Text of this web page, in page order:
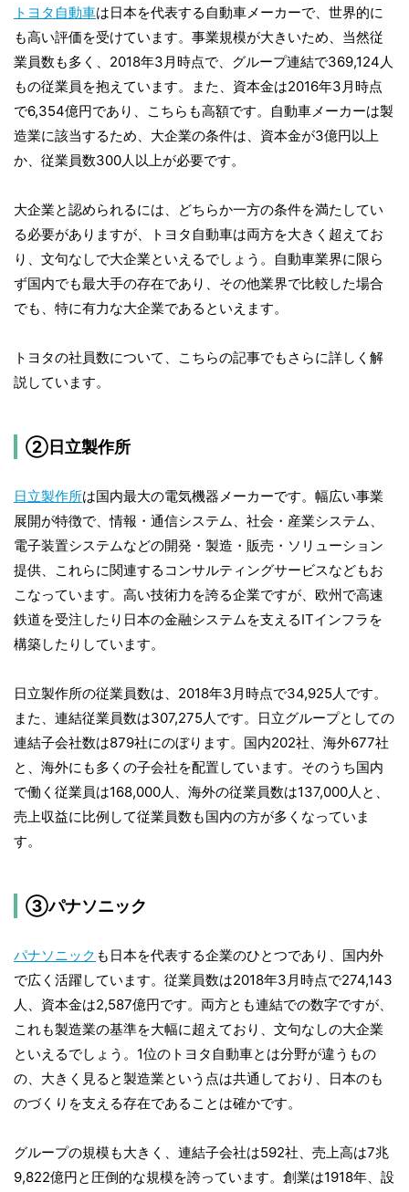
トヨタ自動車は日本を代表する自動車メーカーで、世界的に
も高い評価を受けています。事業規模が大きいため、当然従
業員数も多く、2018年3月時点で、グループ連結で369,124人
もの従業員を抱えています。また、資本金は2016年3月時点
で6,354億円であり、こちらも高額です。自動車メーカーは製
造業に該当するため、大企業の条件は、資本金が3億円以上
か、従業員数300人以上が必要です。
大企業と認められるには、どちらか一方の条件を満たしてい
る必要がありますが、トヨタ自動車は両方を大きく超えてお
り、文句なしで大企業といえるでしょう。自動車業界に限ら
ず国内でも最大手の存在であり、その他業界で比較した場合
でも、特に有力な大企業であるといえます。
トヨタの社員数について、こちらの記事でもさらに詳しく解
説しています。
②日立製作所
日立製作所は国内最大の電気機器メーカーです。幅広い事業
展開が特徴で、情報・通信システム、社会・産業システム、
電子装置システムなどの開発・製造・販売・ソリューション
提供、これらに関連するコンサルティングサービスなどもお
こなっています。高い技術力を誇る企業ですが、欧州で高速
鉄道を受注したり日本の金融システムを支えるITインフラを
構築したりしています。
日立製作所の従業員数は、2018年3月時点で34,925人です。
また、連結従業員数は307,275人です。日立グループとしての
連結子会社数は879社にのぼります。国内202社、海外677社
と、海外にも多くの子会社を配置しています。そのうち国内
で働く従業員は168,000人、海外の従業員数は137,000人と、
売上収益に比例して従業員数も国内の方が多くなっていま
す。
③パナソニック
パナソニック も日本を代表する企業のひとつであり、国内外
で広く活躍しています。従業員数は2018年3月時点で274,143
人、資本金は2,587億円です。両方とも連結での数字ですが、
これも製造業の基準を大幅に超えており、文句なしの大企業
といえるでしょう。1位のトヨタ自動車とは分野が違うもの
の、大きく見ると製造業という点は共通しており、日本のも
のづくりを支える存在であることは確かです。
グループの規模も大きく、連結子会社は592社、売上高は7兆
9,822億円と圧倒的な規模を誇っています。創業は1918年、設